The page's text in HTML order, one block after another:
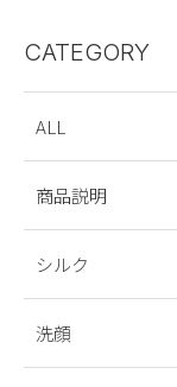
CATEGORY
ALL
商品説明
シルク
洗顔